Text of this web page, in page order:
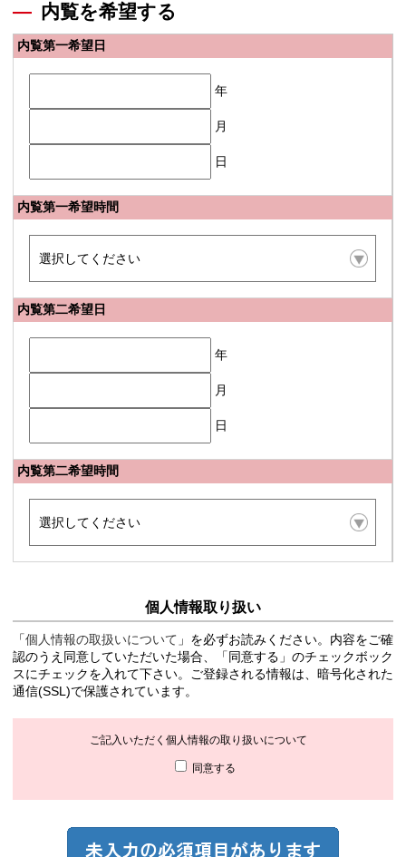
内覧を希望する
内覧第一希望日
年
月
日
内覧第一希望時間
内覧第二希望日
年
月
日
内覧第二希望時間
個人情報取り扱い
「個人情報の取扱いについて 」を必ずお読みください。内容をご確
認のうえ同意していただいた場合、「同意する」のチェックボック
スにチェックを入れて下さい。ご登録される情報は、暗号化された
通信(SSL)で保護されています。
ご記入いただく個人情報の取り扱いについて
同意する